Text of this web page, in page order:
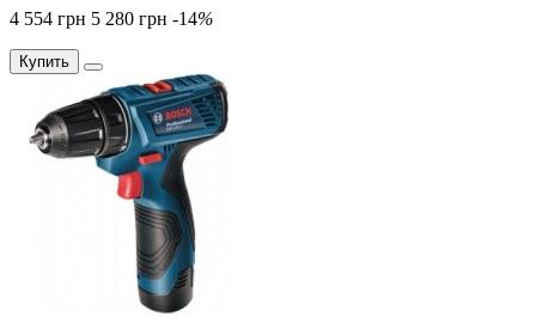
4 554 грн 5 280 грн -14%
Купить